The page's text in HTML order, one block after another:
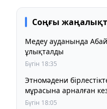
Соңғы
Медеу ауданында
ұлықталды
Бүгін 18:35
Этномәдени
мұрасына арналған
Бүгін 18:05